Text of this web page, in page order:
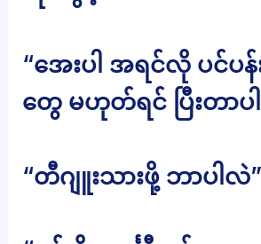
“အေးပါ အရင်လို ပင်
တွေ မဟုတ်ရင် ပြီးတာပ
“တီဂျူးသားဖို့ ဘာပါလဲ”